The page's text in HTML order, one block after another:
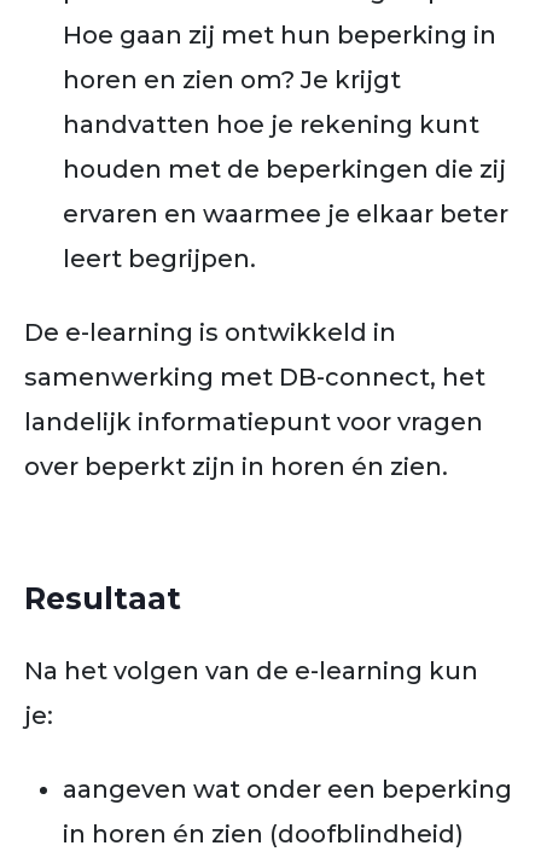
Hoe gaan zij met hun beperking in
horen en zien om? Je krijgt
handvatten hoe je rekening kunt
houden met de beperkingen die zij
ervaren en waarmee je elkaar beter
leert begrijpen.
De e-learning is ontwikkeld in
samenwerking met DB-connect, het
landelijk informatiepunt voor vragen
over beperkt zijn in horen én zien.
Resultaat
Na het volgen van de e-learning kun
je:
aangeven wat onder een beperking
in horen én zien (doofblindheid)